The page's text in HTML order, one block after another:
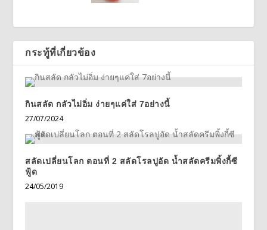
กระทู้ที่เกี่ยวข้อง
กินสลัด กลัวไม่อิ่ม ง่ายๆแค่ใส่ 7อย่างนี้
27/07/2024
สลัดเปลี่ยนโลก ตอนที่ 2 สลัดโรลปูอัด น้ำสลัดครีมพิ้งกี้ซี
ฟู้ด
24/05/2019